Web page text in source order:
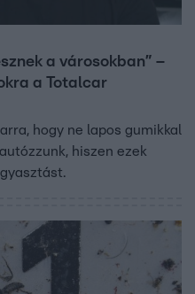
a városokban” –
a Totalcar
hogy ne lapos gumikkal
hiszen ezek